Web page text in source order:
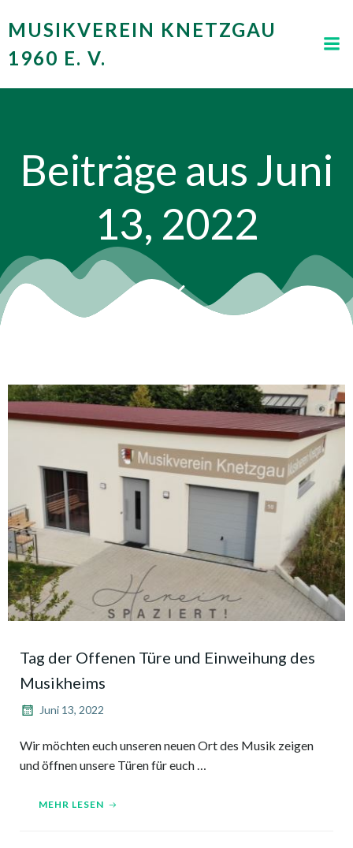
Inhalt
MUSIKVEREIN KNETZGAU
1960 E. V.
Beiträge aus Juni
13, 2022
Tag der Offenen Türe und Einweihung des
Musikheims
Juni 13, 2022
Wir möchten euch unseren neuen Ort des Musik zeigen
und öffnen unsere Türen für euch …
MEHR LESEN